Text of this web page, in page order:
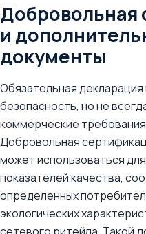
Добровольная
и
документы
Обязательная
безопасность, но не
коммерческие
Добровольная
может использоваться
показателей качества,
определенных
экологических